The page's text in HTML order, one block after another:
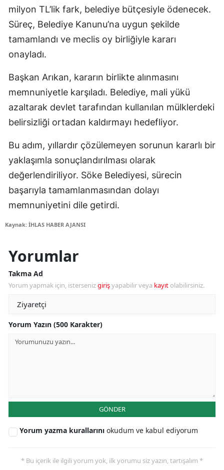
milyon TL’lik fark, belediye bütçesiyle ödenecek.
Süreç, Belediye Kanunu’na uygun şekilde
tamamlandı ve meclis oy birliğiyle kararı
onayladı.
Başkan Arıkan, kararın birlikte alınmasını
memnuniyetle karşıladı. Belediye, mali yükü
azaltarak devlet tarafından kullanılan mülklerdeki
belirsizliği ortadan kaldırmayı hedefliyor.
Bu adım, yıllardır çözülemeyen sorunun kararlı bir
yaklaşımla sonuçlandırılması olarak
değerlendiriliyor. Söke Belediyesi, sürecin
başarıyla tamamlanmasından dolayı
memnuniyetini dile getirdi.
Kaynak: İHLAS HABER AJANSI
Yorumlar
Takma Ad
Yorum yapmak için, istersenizgirişyapabilir veya kayıt olabilirsiniz.
Yorum Yazın (500 Karakter)
GÖNDER
Yorum yazma kurallarını okudum ve kabul ediyorum
* Bu içerik ile ilgili yorum yok, ilk yorumu siz yazın, tartışalım *